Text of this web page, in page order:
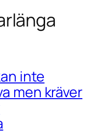
inte
men kräver